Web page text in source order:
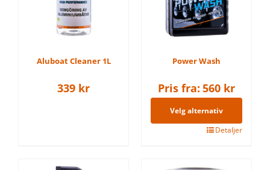
Aluboat Cleaner 1L
339 kr
Power Wash
Pris fra: 560 kr
Velg alternativ
Dette
har
Detaljer